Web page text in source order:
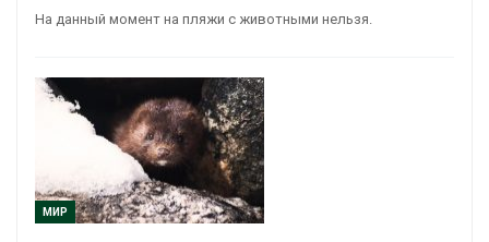
На данный момент на пляжи с животными нельзя.
МИР